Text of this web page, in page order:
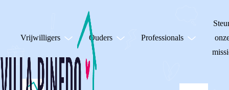
Vrijwilligers Ouders Professionals